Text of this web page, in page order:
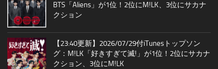
BTS「Aliens」が1位！2位にM!LK、3位にサカナ
クション
【23:40更新】2026/07/29付iTunesトップソン
グ：M!LK「好きすぎて滅!」が1位！2位にサカナ
クション、3位にM!LK